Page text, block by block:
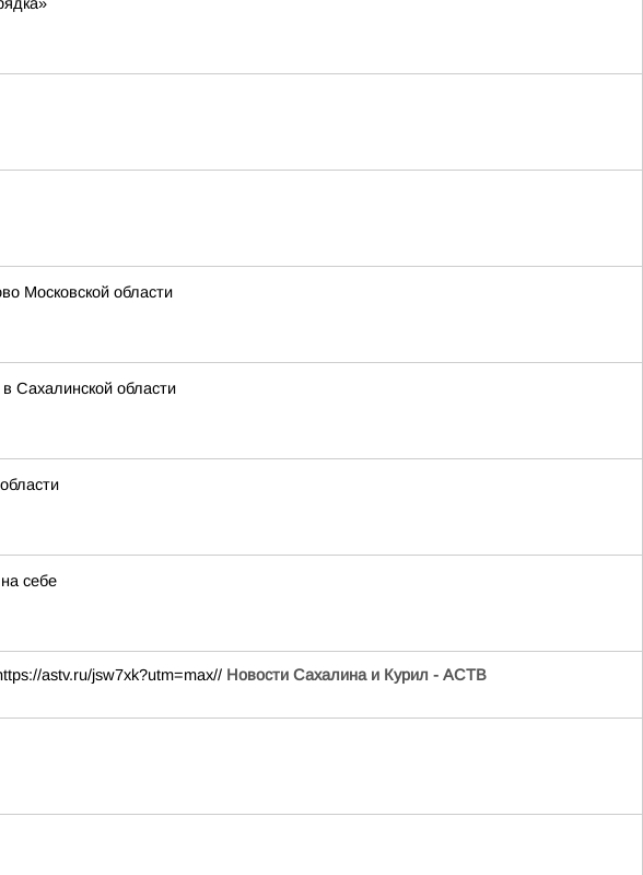
Московской области
Сахалинской области
себе
astv.ru/jsw7xk?utm=max// Новости Сахалина и Курил - АСТВ